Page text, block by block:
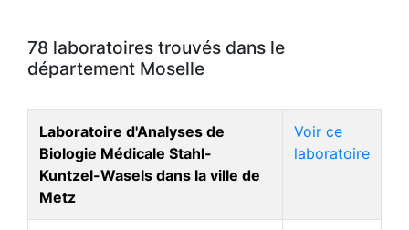
78 laboratoires trouvés dans le
département Moselle
Laboratoire d'Analyses de
Biologie Médicale Stahl-
Kuntzel-Wasels dans la ville de
Metz
Voir ce
laboratoire